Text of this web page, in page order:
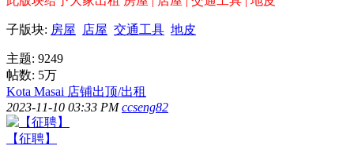
子版块: 房屋 店屋 交通工具 地皮
主题: 9249
帖数: 5万
Kota Masai 店铺出顶/出租
2023-11-10 03:33 PMccseng82
【征聘】